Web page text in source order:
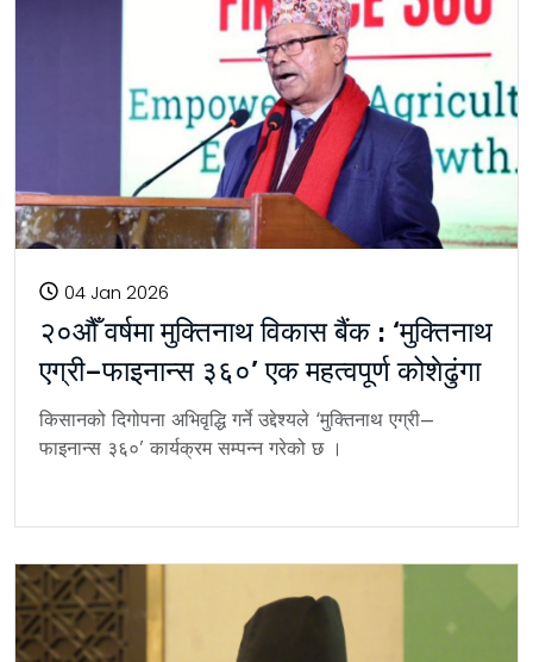
04 Jan 2026
२०औँ वर्षमा मुक्तिनाथ विकास बैंक : ‘मुक्तिनाथ
एग्री–फाइनान्स ३६०’ एक महत्वपूर्ण कोशेढुंगा
किसानको दिगोपना अभिवृद्धि गर्ने उद्देश्यले ‘मुक्तिनाथ एग्री–
फाइनान्स ३६०’ कार्यक्रम सम्पन्न गरेको छ ।